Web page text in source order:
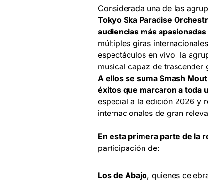
Considerada una de las
Tokyo Ska Paradise
audiencias más
múltiples giras
espectáculos en vivo, la
musical capaz de trascender
A ellos se suma Smash
éxitos que marcaron a toda
especial a la edición 2026 y
internacionales de gran
En esta primera parte de la
participación de:
Los de Abajo, quienes